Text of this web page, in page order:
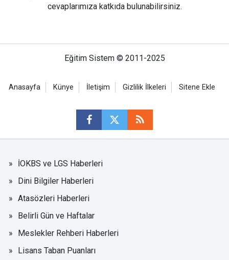
cevaplarımıza katkıda bulunabilirsiniz.
Eğitim Sistem © 2011-2025
Anasayfa Künye İletişim Gizlilik İlkeleri Sitene Ekle
İOKBS ve LGS Haberleri
Dini Bilgiler Haberleri
Atasözleri Haberleri
Belirli Gün ve Haftalar
Meslekler Rehberi Haberleri
Lisans Taban Puanları